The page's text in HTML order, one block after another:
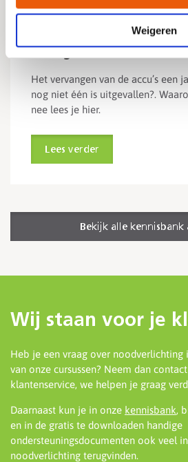
Weigeren
Kan ik het vervangen
een jaar uitstellen als
Het vervangen van de accu’s een
nog niet één is uitgevallen?.
nee lees je hier.
Lees verder
Bekijk alle kennisbank
Wij staan voor je
Heb je een vraag over noodverlichting
van onze cursussen? Neem dan
klantenservice, we helpen je graag
Daarnaast kun je in onze kennisbank,
en in de gratis te downloaden handige
ondersteuningsdocumenten ook veel
noodverlichting terugvinden.